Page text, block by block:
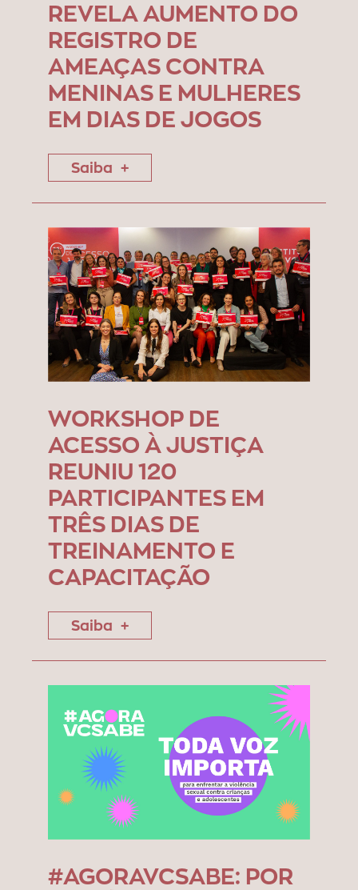
REVELA AUMENTO DO
REGISTRO DE
AMEAÇAS CONTRA
MENINAS E MULHERES
EM DIAS DE JOGOS
Saiba
WORKSHOP DE
ACESSO À JUSTIÇA
REUNIU 120
PARTICIPANTES EM
TRÊS DIAS DE
TREINAMENTO E
CAPACITAÇÃO
Saiba
#AGORAVCSABE: POR